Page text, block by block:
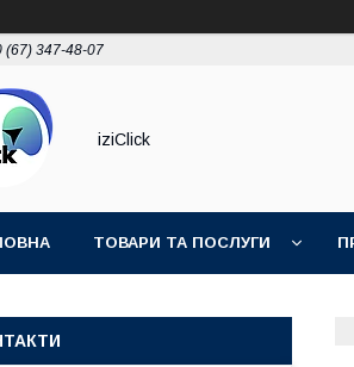
(67) 347-48-07
iziClick
ТОВАРИ ТА ПОСЛУГИ